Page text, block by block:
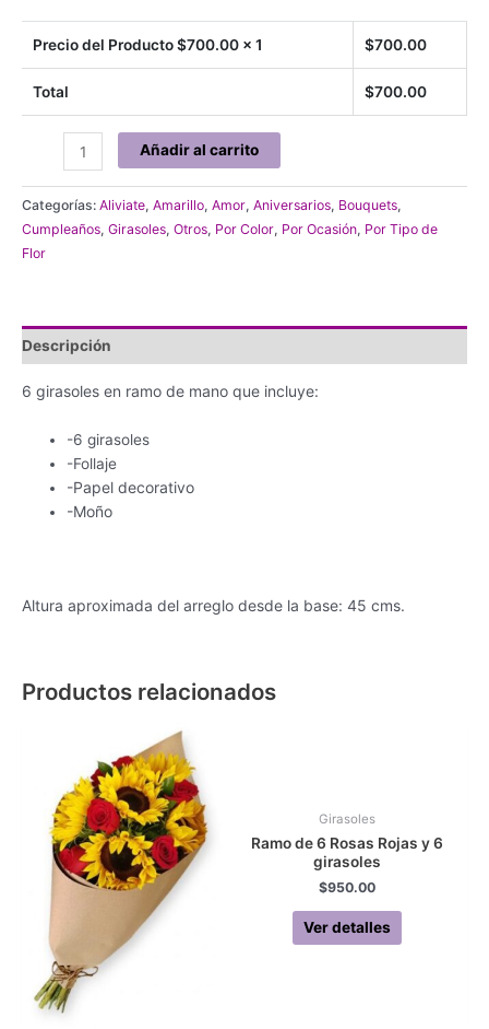
Precio del Producto $700.00 x 1 $700.00
Total $700.00
6
girasoles
cantidad
Añadir al carrito
Categorías: Aliviate, Amarillo, Amor, Aniversarios, Bouquets,
Cumpleaños, Girasoles, Otros, Por Color, Por Ocasión, Por Tipo de
Flor
Descripción
6 girasoles en ramo de mano que incluye:
-6 girasoles
-Follaje
-Papel decorativo
-Moño
Altura aproximada del arreglo desde la base: 45 cms.
Productos relacionados
Girasoles
Ramo de 6 Rosas Rojas y 6
girasoles
$950.00
Ver detalles